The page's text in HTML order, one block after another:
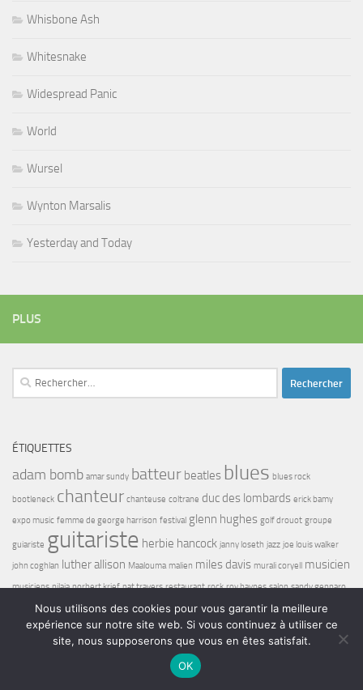
Whisbone Ash
Whitesnake
Widespread Panic
World
Wursel
Wynton Marsalis
Yesterday and Today
PLUS
Rechercher :
ÉTIQUETTES
adam bomb amar sundy batteur beatles blues blues rock
bootleneck chanteur chanteuse coltrane duc des lombards erick bamy
expo music femme de george harrison festival glenn hughes golf drouot groupe
guiariste guitariste herbie hancock janny loseth jazz joe louis walker
john coghlan luther allison Maalouma malien miles davis murali coryell musicien
musiciens nilaja norbert krief pat travers restaurant rock roy haynes salon sandy gennaro
status quo sunset Paris Taj Mahal titanic tony sheridan wayne shorter
Nous utilisons des cookies pour vous garantir la meilleure
expérience sur notre site web. Si vous continuez à utiliser ce
site, nous supposerons que vous en êtes satisfait.
OK